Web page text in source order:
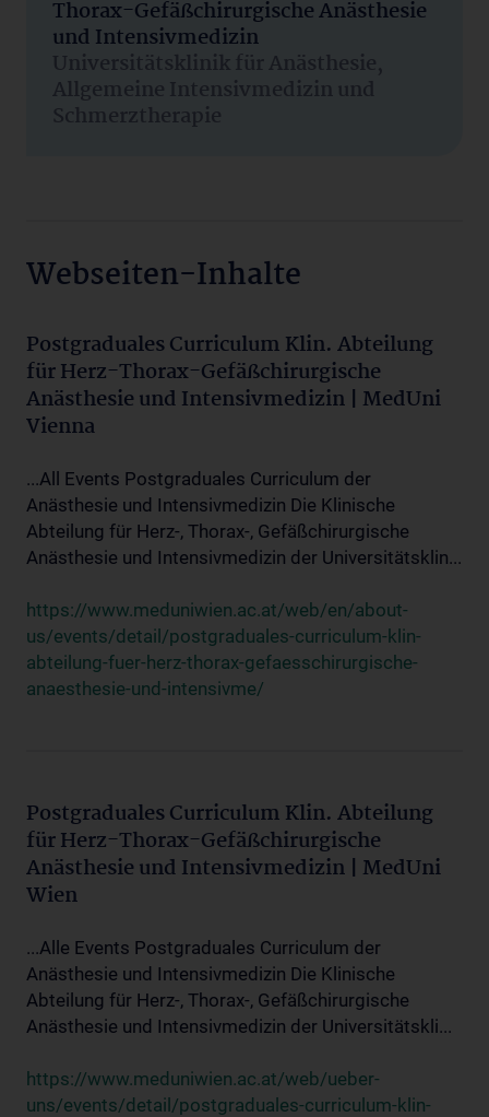
Thorax-Gefäßchirurgische Anästhesie
und Intensivmedizin
Universitätsklinik für Anästhesie,
Allgemeine Intensivmedizin und
Schmerztherapie
Webseiten-Inhalte
Postgraduales Curriculum Klin. Abteilung
für Herz-Thorax-Gefäßchirurgische
Anästhesie und Intensivmedizin | MedUni
Vienna
...All Events Postgraduales Curriculum der
Anästhesie und Intensivmedizin Die Klinische
Abteilung für Herz-, Thorax-, Gefäßchirurgische
Anästhesie und Intensivmedizin der Universitätsklin...
https://www.meduniwien.ac.at/web/en/about-
us/events/detail/postgraduales-curriculum-klin-
abteilung-fuer-herz-thorax-gefaesschirurgische-
anaesthesie-und-intensivme/
Postgraduales Curriculum Klin. Abteilung
für Herz-Thorax-Gefäßchirurgische
Anästhesie und Intensivmedizin | MedUni
Wien
...Alle Events Postgraduales Curriculum der
Anästhesie und Intensivmedizin Die Klinische
Abteilung für Herz-, Thorax-, Gefäßchirurgische
Anästhesie und Intensivmedizin der Universitätskli...
https://www.meduniwien.ac.at/web/ueber-
uns/events/detail/postgraduales-curriculum-klin-